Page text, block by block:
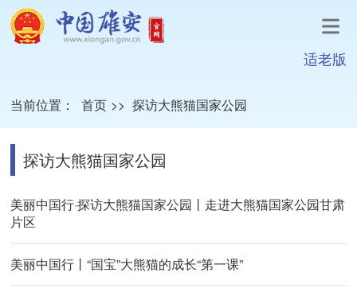
适老版
当前位置： 首页 >> 探访大熊猫国家公园
探访大熊猫国家公园
美丽中国行·探访大熊猫国家公园丨走进大熊猫国家公园甘肃
片区
美丽中国行丨“国宝”大熊猫的成长“第一课”